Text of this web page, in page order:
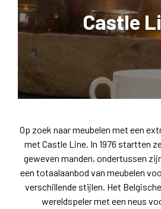
Castle
Op zoek naar meubelen met een
met Castle Line. In 1976 startten
geweven manden, ondertussen
een totaalaanbod van meubelen
verschillende stijlen. Het
wereldspeler met een neus